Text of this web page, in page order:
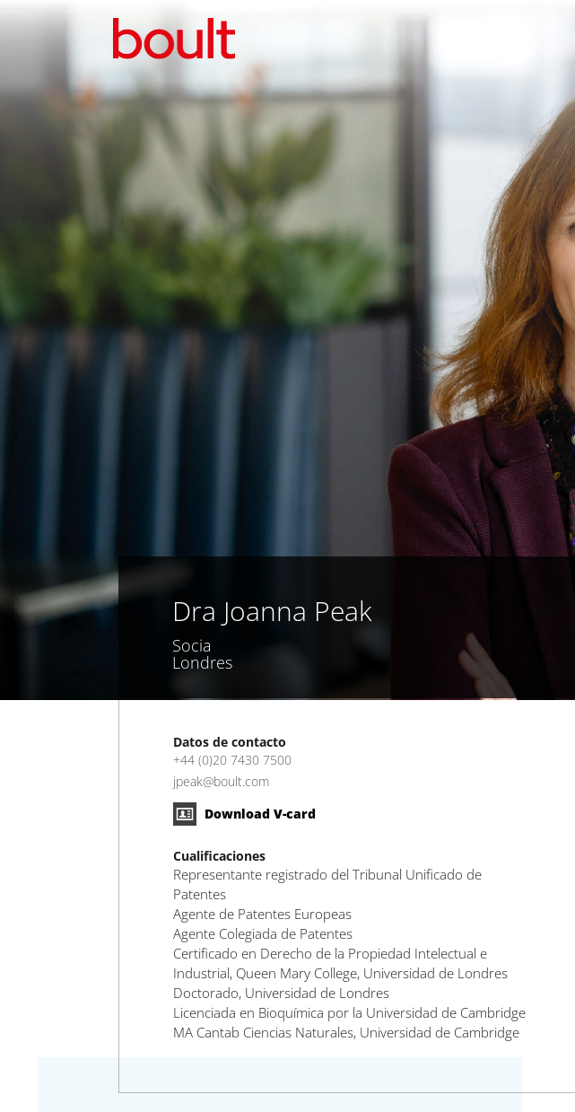
Dra Joanna Peak
Socia
Londres
Datos de contacto
+44 (0)20 7430 7500
jpeak@boult.com
Download V-card
Cualificaciones
Representante registrado del Tribunal Unificado de
Patentes
Agente de Patentes Europeas
Agente Colegiada de Patentes
Certificado en Derecho de la Propiedad Intelectual e
Industrial, Queen Mary College, Universidad de Londres
Doctorado, Universidad de Londres
Licenciada en Bioquímica por la Universidad de Cambridge
MA Cantab Ciencias Naturales, Universidad de Cambridge